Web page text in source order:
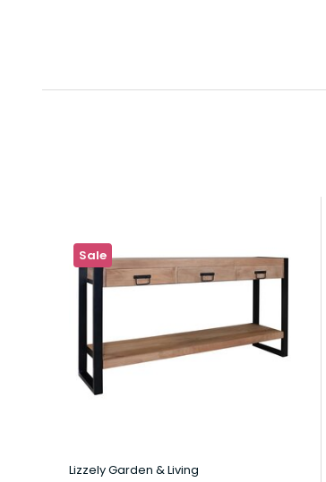
Sale
Lizzely Garden & Living